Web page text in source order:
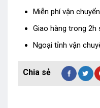
Miễn phí vận
Giao hàng trong 2h
Ngoại tỉnh vận